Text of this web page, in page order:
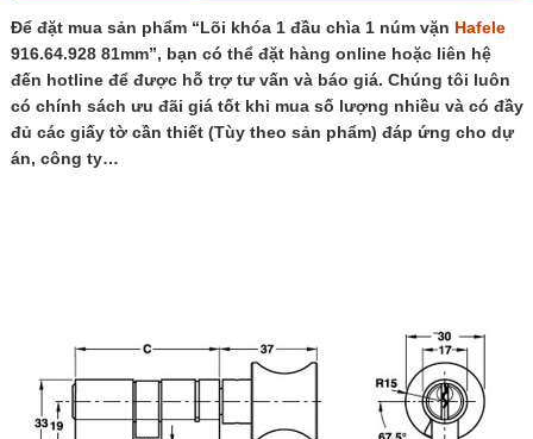
Để đặt mua sản phẩm “Lõi khóa 1 đầu chìa 1 núm vặn Hafele
916.64.928 81mm”, bạn có thể đặt hàng online hoặc liên hệ
đến hotline để được hỗ trợ tư vấn và báo giá. Chúng tôi luôn
có chính sách ưu đãi giá tốt khi mua số lượng nhiều và có đầy
đủ các giấy tờ cần thiết (Tùy theo sản phẩm) đáp ứng cho dự
án, công ty…